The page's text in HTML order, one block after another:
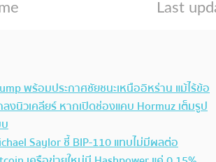
พร้อมประกาศชัยชนะเหนืออิหร่าน แม้ไร้ข้อ
งนิวเคลียร์ หากเปิดช่องแคบ Hormuz เต็มรูป
Saylor ชี้ BIP-110 แทบไม่มีผลต่อ